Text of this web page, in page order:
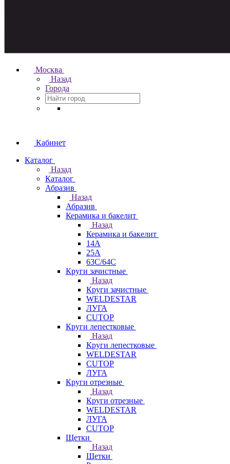
Москва
Назад
Города
Кабинет
Каталог
Назад
Каталог
Абразив
Назад
Абразив
Керамика и бакелит
Назад
Керамика и бакелит
14А
25А
63С/64С
Круги зачистные
Назад
Круги зачистные
WELDESTAR
ЛУГА
CUTOP
Круги лепестковые
Назад
Круги лепестковые
WELDESTAR
CUTOP
ЛУГА
Круги отрезные
Назад
Круги отрезные
WELDESTAR
ЛУГА
CUTOP
Щетки
Назад
Щетки